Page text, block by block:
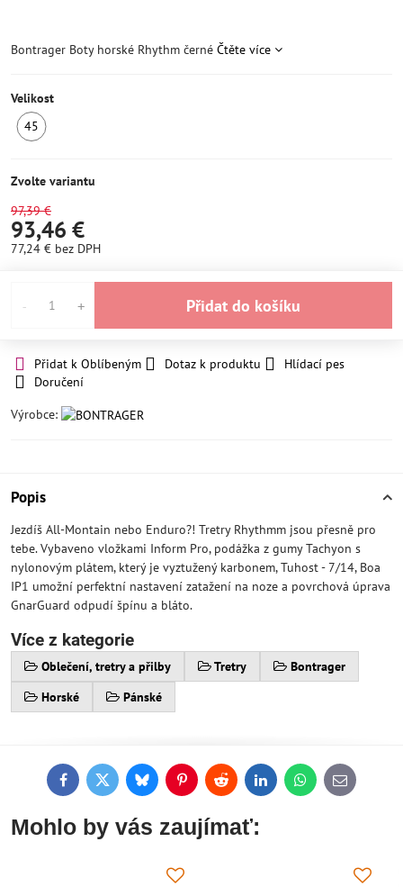
Bontrager Boty horské Rhythm černé Čtěte více
Velikost
45
Zvolte variantu
97,39 €
93,46 €
77,24 € bez DPH
Přidat do košíku
Přidat k Oblíbeným Dotaz k produktu
Hlídací pes
Doručení
Výrobce:
Popis
Jezdíš All-Montain nebo Enduro?! Tretry Rhythmm jsou přesně pro
tebe. Vybaveno vložkami Inform Pro, podážka z gumy Tachyon s
nylonovým plátem, který je vyztužený karbonem, Tuhost - 7/14, Boa
IP1 umožní perfektní nastavení zatažení na noze a povrchová úprava
GnarGuard odpudí špínu a bláto.
Více z kategorie
Oblečení, tretry a přilby Tretry
Bontrager
Horské
Pánské
FacebookTwitterBlueskyPinterestReddit LinkedInWhatsApp
E-
mail
Mohlo by vás zaujímať: